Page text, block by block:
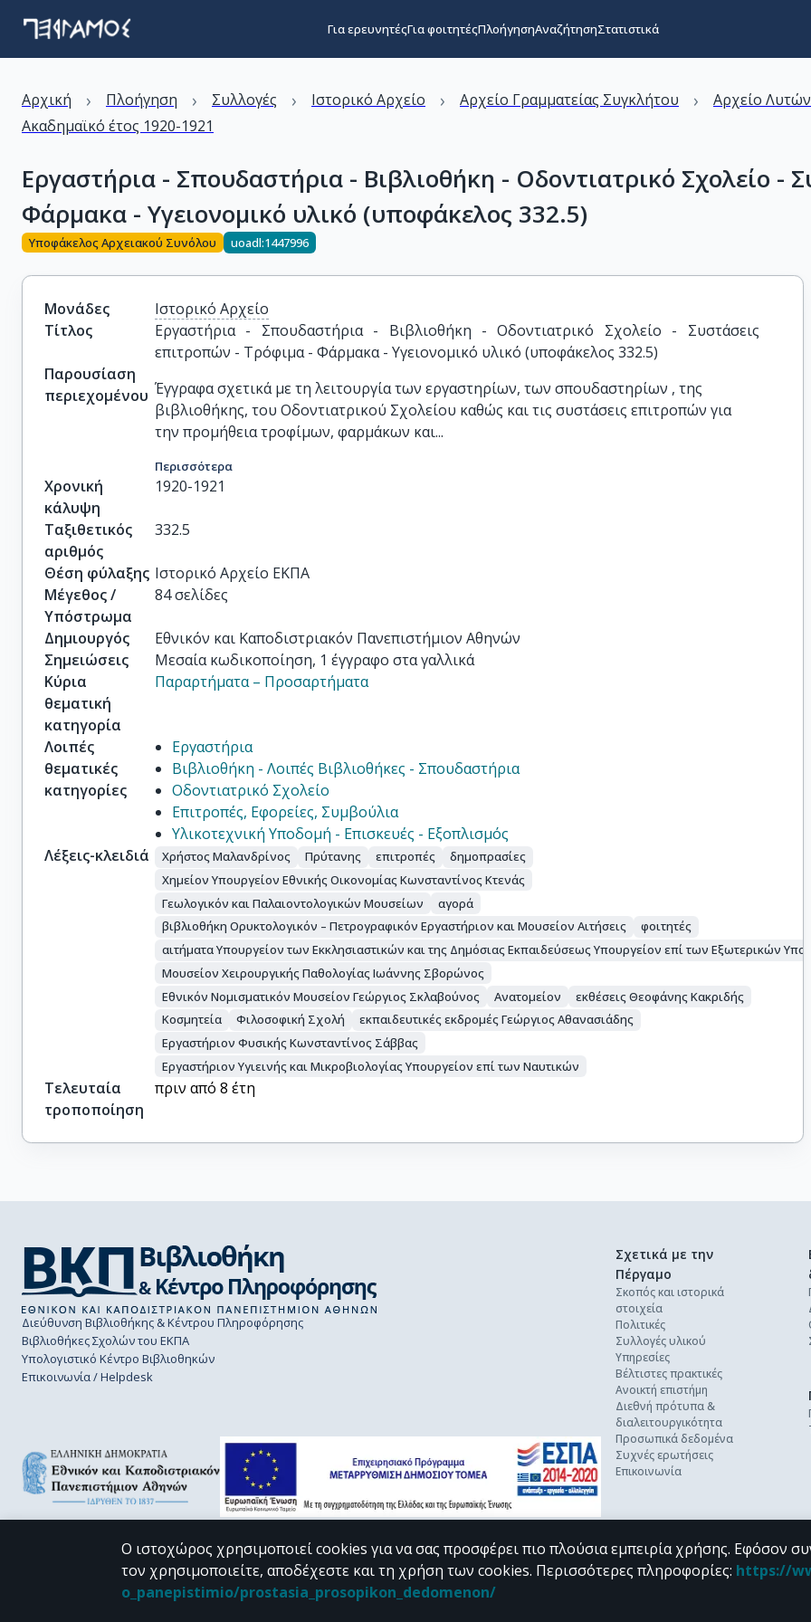
Για ερευνητέςΓια φοιτητέςΠλοήγησηΑναζήτησηΣτατιστικά
Αρχική › Πλοήγηση › Συλλογές › Ιστορικό Αρχείο › Αρχείο Γραμματείας Συγκλήτου › Αρχείο
Ακαδημαϊκό έτος 1920-1921
Εργαστήρια - Σπουδαστήρια - Βιβλιοθήκη - Οδοντιατρικό Σχολείο -
Φάρμακα - Υγειονομικό υλικό (υποφάκελος 332.5)
Υποφάκελος Αρχειακού Συνόλου uoadl:1447996
Μονάδες
Ιστορικό Αρχείο
Τίτλος
Εργαστήρια - Σπουδαστήρια - Βιβλιοθήκη - Οδοντιατρικό Σχολείο - Συστάσεις
επιτροπών - Τρόφιμα - Φάρμακα - Υγειονομικό υλικό (υποφάκελος 332.5)
Παρουσίαση
περιεχομένου Έγγραφα σχετικά με τη λειτουργία των εργαστηρίων, των σπουδαστηρίων , της
βιβλιοθήκης, του Οδοντιατρικού Σχολείου καθώς και τις συστάσεις επιτροπών για
την προμήθεια τροφίμων, φαρμάκων και...
Περισσότερα
Χρονική
κάλυψη
1920-1921
Ταξιθετικός
αριθμός
332.5
Θέση φύλαξης Ιστορικό Αρχείο ΕΚΠΑ
Μέγεθος /
Υπόστρωμα
84 σελίδες
Δημιουργός
Εθνικόν και Καποδιστριακόν Πανεπιστήμιον Αθηνών
Σημειώσεις
Μεσαία κωδικοποίηση, 1 έγγραφο στα γαλλικά
Κύρια
θεματική
κατηγορία
Παραρτήματα – Προσαρτήματα
Λοιπές
θεματικές
κατηγορίες
Εργαστήρια
Βιβλιοθήκη - Λοιπές Βιβλιοθήκες - Σπουδαστήρια
Οδοντιατρικό Σχολείο
Επιτροπές, Εφορείες, Συμβούλια
Υλικοτεχνική Υποδομή - Επισκευές - Εξοπλισμός
Λέξεις-κλειδιά
Χρήστος Μαλανδρίνος Πρύτανης επιτροπές
δημοπρασίες
Χημείον Υπουργείον Εθνικής Οικονομίας Κωνσταντίνος Κτενάς
Γεωλογικόν και Παλαιοντολογικών Μουσείων
αγορά
βιβλιοθήκη Ορυκτολογικόν – Πετρογραφικόν Εργαστήριον και Μουσείον Αιτήσεις
φοιτητές
αιτήματα Υπουργείον των Εκκλησιαστικών και της Δημόσιας Εκπαιδεύσεως Υπουργείον επί των Εξωτερικών
Μουσείον Χειρουργικής Παθολογίας Ιωάννης Σβορώνος
Εθνικόν Νομισματικόν Μουσείον Γεώργιος Σκλαβούνος
Ανατομείον
εκθέσεις Θεοφάνης Κακριδής
Κοσμητεία
Φιλοσοφική Σχολή
εκπαιδευτικές εκδρομές Γεώργιος Αθανασιάδης
Εργαστήριον Φυσικής Κωνσταντίνος Σάββας
Εργαστήριον Υγιεινής και Μικροβιολογίας Υπουργείον επί των Ναυτικών
Τελευταία
τροποποίηση
πριν από 8 έτη
Διεύθυνση Βιβλιοθήκης & Κέντρου Πληροφόρησης
Βιβλιοθήκες Σχολών του ΕΚΠΑ
Υπολογιστικό Κέντρο Βιβλιοθηκών
Επικοινωνία / Helpdesk
Σχετικά με την
Πέργαμο
Σκοπός και ιστορικά
στοιχεία
Πολιτικές
Συλλογές υλικού
Υπηρεσίες
Βέλτιστες πρακτικές
Ανοικτή επιστήμη
Διεθνή πρότυπα &
διαλειτουργικότητα
Προσωπικά δεδομένα
Συχνές ερωτήσεις
Επικοινωνία
CC BY-NC 4.0
Ο ιστοχώρος χρησιμοποιεί cookies για να σας προσφέρει πιο πλούσια εμπειρία χρήσης. Εφόσον
τον χρησιμοποιείτε, αποδέχεστε και τη χρήση των cookies. Περισσότερες πληροφορίες: https://
o_panepistimio/prostasia_prosopikon_dedomenon/